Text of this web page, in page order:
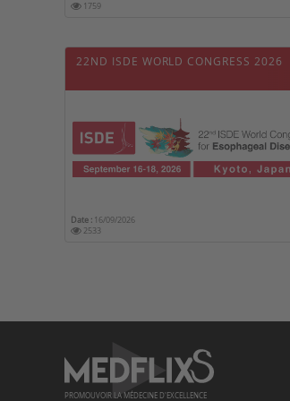
1759
22ND ISDE WORLD CONGRESS 2026
Date : 16/09/2026
2533
PROMOUVOIR LA MÉDECINE D'EXCELLENCE